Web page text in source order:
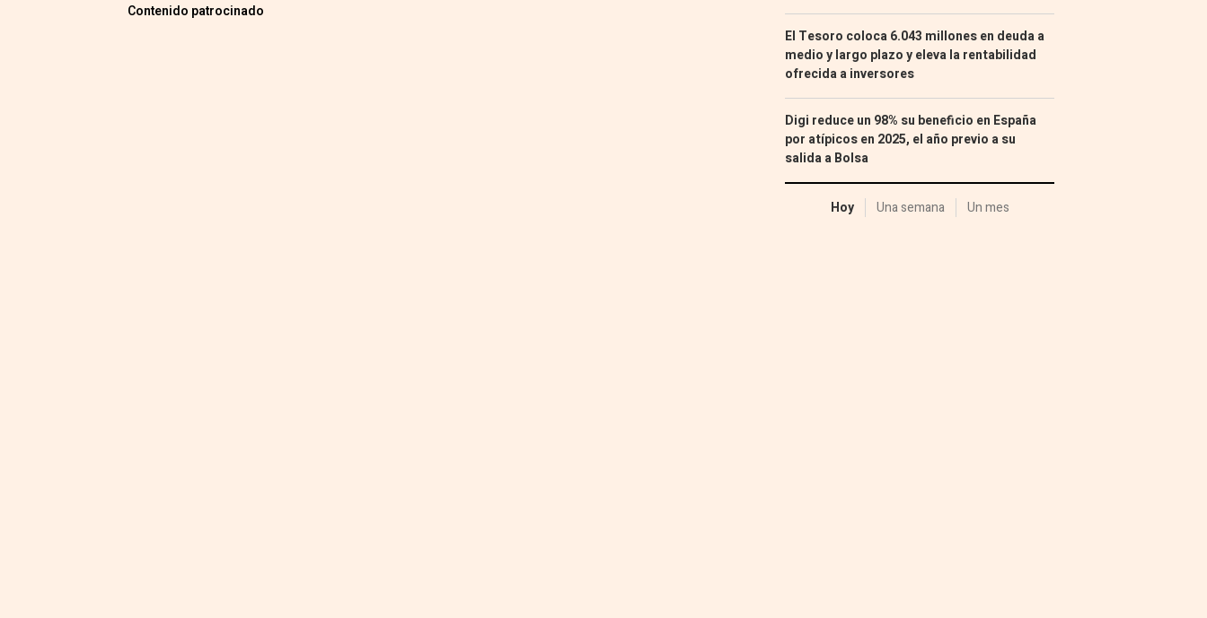
Contenido patrocinado
El Tesoro coloca 6.043 millones en deuda a
medio y largo plazo y eleva la rentabilidad
ofrecida a inversores
Digi reduce un 98% su beneficio en España
por atípicos en 2025, el año previo a su
salida a Bolsa
Hoy Una semana Un mes